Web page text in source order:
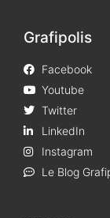
Grafipolis
Facebook
Youtube
Twitter
LinkedIn
Instagram
Le Blog